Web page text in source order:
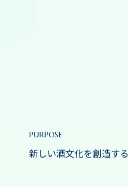
PURPOSE
新しい酒文化を創造する